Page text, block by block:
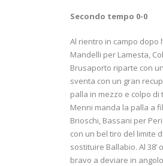
Secondo tempo 0-0
Al rientro in campo dopo
Mandelli per Lamesta,
Brusaporto riparte con
sventa con un gran
palla in mezzo e colpo di
Menni manda la palla a
Brioschi, Bassani per
con un bel tiro del limite
sostituire Ballabio. Al
bravo a deviare in